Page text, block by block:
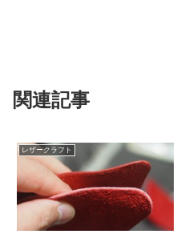
関連記事
レザークラフト